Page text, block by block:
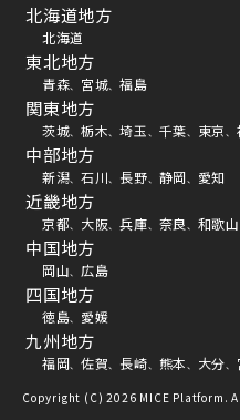
北海道地方
北海道
東北地方
青森、 宮城、 福島
関東地方
茨城、 栃木、 埼玉、 千葉、 東京、
中部地方
新潟、 石川、 長野、 静岡、 愛知
近畿地方
京都、 大阪、 兵庫、 奈良、 和歌山
中国地方
岡山、 広島
四国地方
徳島、 愛媛
九州地方
福岡、 佐賀、 長崎、 熊本、 大分、
Copyright (C) 2026 MICE Platform.